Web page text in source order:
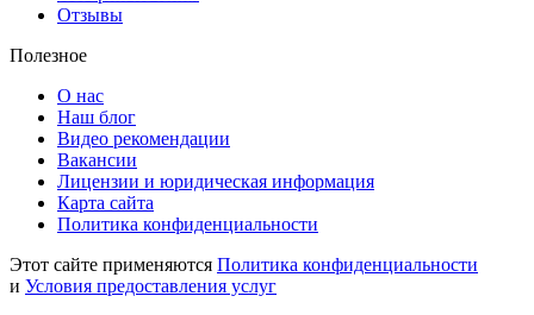
Отзывы
Полезное
О нас
Наш блог
Видео рекомендации
Вакансии
Лицензии и юридическая информация
Карта сайта
Политика конфиденциальности
Этот сайте применяются Политика конфиденциальности
и Условия предоставления услуг